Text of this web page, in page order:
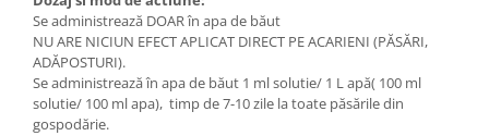
Saci
Spray si intretinere
Vinificatie
Lichidare STOC
Se administrează DOAR în apa de băut
NU ARE NICIUN EFECT APLICAT DIRECT PE ACARIENI (PĂSĂRI,
ADĂPOSTURI).
Se administrează în apa de băut 1 ml solutie/ 1 L apă( 100 ml
solutie/ 100 ml apa), timp de 7-10 zile la toate păsările din
gospodărie.